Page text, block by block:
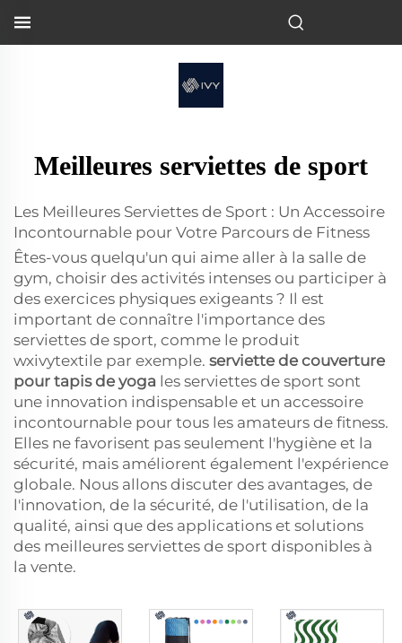
Meilleures serviettes de sport
Les Meilleures Serviettes de Sport : Un Accessoire
Incontournable pour Votre Parcours de Fitness
Êtes-vous quelqu'un qui aime aller à la salle de
gym, choisir des activités intenses ou participer à
des exercices physiques exigeants ? Il est
important de connaître l'importance des
serviettes de sport, comme le produit
wxivytextile par exemple. serviette de couverture
pour tapis de yoga les serviettes de sport sont
une innovation indispensable et un accessoire
incontournable pour tous les amateurs de fitness.
Elles ne favorisent pas seulement l'hygiène et la
sécurité, mais améliorent également l'expérience
globale. Nous allons discuter des avantages, de
l'innovation, de la sécurité, de l'utilisation, de la
qualité, ainsi que des applications et solutions
des meilleures serviettes de sport disponibles à
la vente.